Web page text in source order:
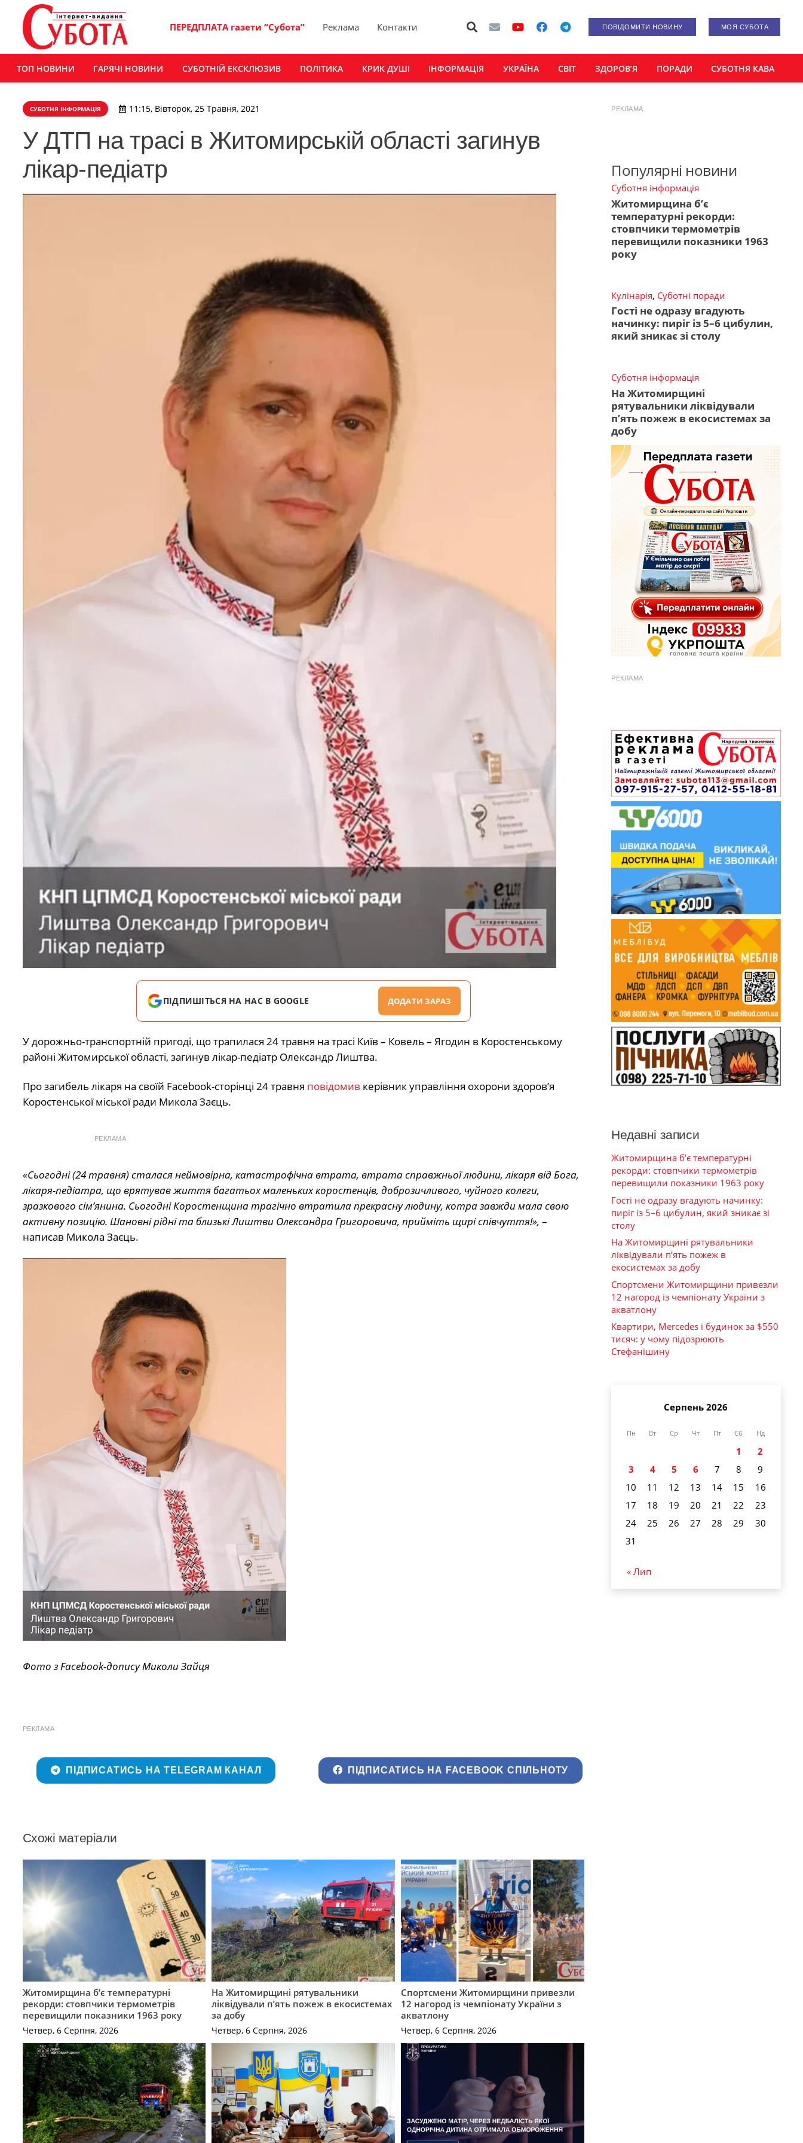
ПЕРЕДПЛАТА газети “Субота” Реклама Контакти ПОВІДОМИТИ НОВИНУ МОЯ СУБОТА
ТОП НОВИНИ ГАРЯЧІ НОВИНИ СУБОТНІЙ ЕКСКЛЮЗИВ ПОЛІТИКА КРИК ДУШІ ІНФОРМАЦІЯ УКРАЇНА СВІТ ЗДОРОВ’Я ПОРАДИ СУБОТНЯ КАВА
СУБОТНЯ ІНФОРМАЦІЯ 11:15, Вівторок, 25 Травня, 2021
У ДТП на трасі в Житомирській області загинув
лікар-педіатр
ПІДПИШІТЬСЯ НА НАС В GOOGLE ДОДАТИ ЗАРАЗ
У дорожньо-транспортній пригоді, що трапилася 24 травня на трасі Київ – Ковель – Ягодин в Коростенському
районі Житомирської області, загинув лікар-педіатр Олександр Лиштва.
Про загибель лікаря на своїй Facebook-сторінці 24 травня повідомив керівник управління охорони здоров’я
Коростенської міської ради Микола Заєць.
РЕКЛАМА
«Сьогодні (24 травня) сталася неймовірна, катастрофічна втрата, втрата справжньої людини, лікаря від Бога,
лікаря-педіатра, що врятував життя багатьох маленьких коростенців, доброзичливого, чуйного колеги,
зразкового сім’янина. Сьогодні Коростенщина трагічно втратила прекрасну людину, котра завжди мала свою
активну позицію. Шановні рідні та близькі Лиштви Олександра Григоровича, прийміть щирі співчуття!», –
написав Микола Заєць.
Фото з Facebook-допису Миколи Зайця
РЕКЛАМА
ПІДПИСАТИСЬ НА TELEGRAM КАНАЛ ПІДПИСАТИСЬ НА FACEBOOK СПІЛЬНОТУ
Схожі матеріали
Житомирщина б’є температурні
рекорди: стовпчики термометрів
перевищили показники 1963 року
Четвер, 6 Серпня, 2026
На Житомирщині рятувальники
ліквідували п’ять пожеж в екосистемах
за добу
Четвер, 6 Серпня, 2026
Спортсмени Житомирщини привезли
12 нагород із чемпіонату України з
акватлону
Четвер, 6 Серпня, 2026
РЕКЛАМА
Популярні новини
Суботня інформація
Житомирщина б’є
температурні рекорди:
стовпчики термометрів
перевищили показники 1963
року
Кулінарія, Суботні поради
Гості не одразу вгадують
начинку: пиріг із 5–6 цибулин,
який зникає зі столу
Суботня інформація
На Житомирщині
рятувальники ліквідували
п’ять пожеж в екосистемах за
добу
РЕКЛАМА
Недавні записи
Житомирщина б’є температурні
рекорди: стовпчики термометрів
перевищили показники 1963 року
Гості не одразу вгадують начинку:
пиріг із 5–6 цибулин, який зникає зі
столу
На Житомирщині рятувальники
ліквідували п’ять пожеж в
екосистемах за добу
Спортсмени Житомирщини привезли
12 нагород із чемпіонату України з
акватлону
Квартири, Mercedes і будинок за $550
тисяч: у чому підозрюють
Стефанішину
Серпень 2026
Пн Вт Ср Чт Пт Сб Нд
1
2
3
4 5 6 7 8
9
10
11 12 13 14 15
16
17
18 19 20 21 22
23
24
25 26 27 28 29
30
31
« Лип